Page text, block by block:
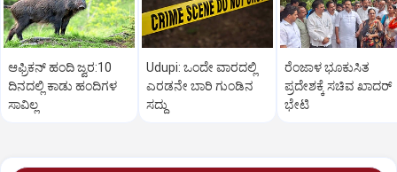
ಆಫ್ರಿಕನ್‌ ಹಂದಿ ಜ್ವರ:10
ದಿನದಲ್ಲಿ ಕಾಡು ಹಂದಿಗಳ
ಸಾವಿಲ್ಲ
Udupi: ಒಂದೇ ವಾರದಲ್ಲಿ
ಎರಡನೇ ಬಾರಿ ಗುಂಡಿನ
ಸದ್ದು
ರೆಂಜಾಳ ಭೂಕುಸಿತ
ಪ್ರದೇಶಕ್ಕೆ ಸಚಿವ ಖಾದರ್‌
ಭೇಟಿ